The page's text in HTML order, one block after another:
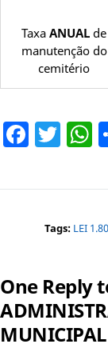
Taxa ANUAL de
manutenção do
cemitério
Tags: LEI
One Reply